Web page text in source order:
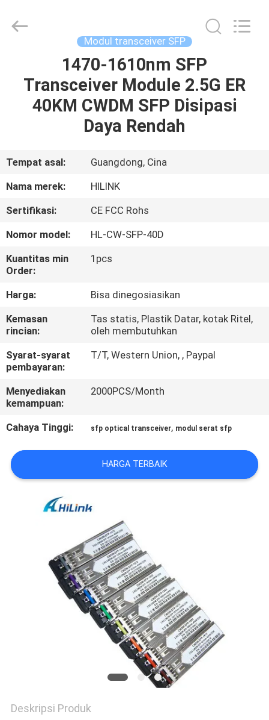
PRODUK
KAMI
PABRIK
KONTROL
KUALITAS
HUBUNGI
KAMI
BERITA
KASUS-
KASUS
MINTA
KUTIPAN
KEBIJAKAN
PRIVASI
Technology
Co.,Ltd..
Modul transceiver SFP
1470-1610nm SFP
Transceiver Module 2.5G ER
40KM CWDM SFP Disipasi
Daya Rendah
Tempat asal:
Guangdong, Cina
Nama merek:
HILINK
Sertifikasi:
CE FCC Rohs
Nomor model:
HL-CW-SFP-40D
Kuantitas min
Order:
1pcs
Harga:
Bisa dinegosiasikan
Kemasan
rincian:
Tas statis, Plastik Datar, kotak Ritel,
oleh membutuhkan
Syarat-syarat
pembayaran:
T/T, Western Union, , Paypal
Menyediakan
kemampuan:
2000PCS/Month
Cahaya Tinggi: sfp optical transceiver, modul serat sfp
HARGA TERBAIK
Deskripsi Produk